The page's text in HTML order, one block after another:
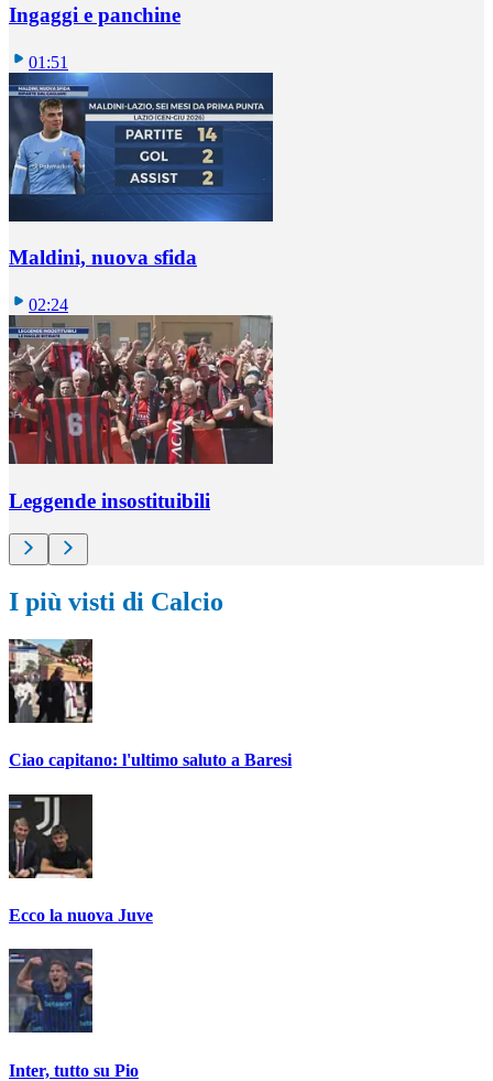
Ingaggi e panchine
01:51
Maldini, nuova sfida
02:24
Leggende insostituibili
I più visti di Calcio
Ciao capitano: l'ultimo saluto a Baresi
Ecco la nuova Juve
Inter, tutto su Pio